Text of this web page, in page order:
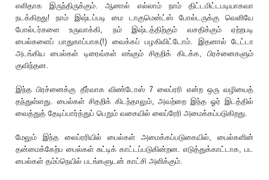
எளிதாக இருந்திருக்கும். ஆனால் எல்லாம் நாம் திட்டமிட்டபடியாகவா
நடக்கிறது! நாம் இஷ்டப்படி மை டாகுமென்ட்ஸ் போல்டருக்கு வெளியே
போல்டர்களை உருவாக்கி, நம் இஷ்டத்திற்கும் வசதிக்கும் ஏற்றபடி
பைல்களைப் பாதுகாப்பாக(!) வைக்கப் பழகிவிட்டோம். இதனால் டேட்டா
அடங்கிய பைல்கள் டிரைவ்கள் எங்கும் சிதறிக் கிடக்க, பிரச்னைகளும்
குவிந்தன.
இந்த பிரச்னைக்கு தீர்வாக விண்டோஸ் 7 லைப்ரரி என்ற ஒரு வழியைத்
தந்துள்ளது. பைல்கள் சிதறிக் கிடந்தாலும், அவற்றை இந்த ஓர் இடத்தில்
வைத்துத் தேடிப்பார்த்துப் பெறும் வகையில் லைப்ரேரி அமைக்கப்படுகிறது.
மேலும் இந்த லைப்ரரியில் பைல்கள் அமைக்கப்படுகையில், பைல்களின்
தன்மைக்கேற்ப பைல்கள் சுட்டிக் காட்டப்படுகின்றன. எடுத்துக்காட்டாக, பட
பைல்கள் தம்ப்நெயில் படங்களுடன் காட்சி அளிக்கும்.